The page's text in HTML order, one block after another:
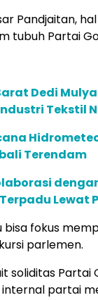
Pandjaitan,
tubuh Partai
Dedi
Tekstil
Terendam
Lewat
bisa fokus
parlemen.
soliditas Partai
partai